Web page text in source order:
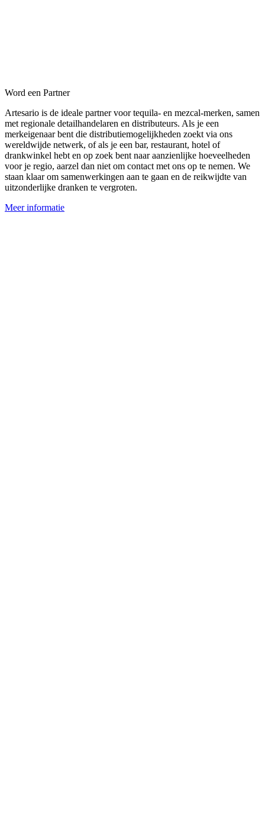
Word een Partner
Artesario is de ideale partner voor tequila- en mezcal-merken, samen
met regionale detailhandelaren en distributeurs. Als je een
merkeigenaar bent die distributiemogelijkheden zoekt via ons
wereldwijde netwerk, of als je een bar, restaurant, hotel of
drankwinkel hebt en op zoek bent naar aanzienlijke hoeveelheden
voor je regio, aarzel dan niet om contact met ons op te nemen. We
staan klaar om samenwerkingen aan te gaan en de reikwijdte van
uitzonderlijke dranken te vergroten.
Meer informatie